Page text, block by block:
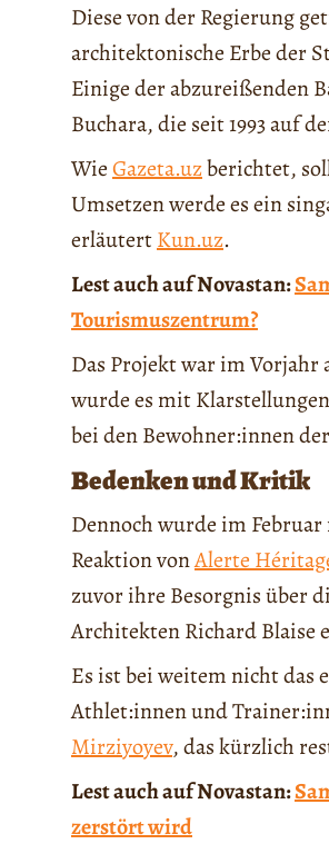
Diese von der Regierung
architektonische Erbe der
Einige der abzureißenden
Buchara, die seit 1993 auf
WieGazeta.uzberichtet,
Umsetzen werde es ein
erläutertKun.uz.
Lest auch auf Novastan:
Tourismuszentrum?
Das Projekt war im
wurde es mit
bei den Bewohner:innen
Bedenken und Kritik
Dennoch wurde im
Reaktion vonAlerte
zuvor ihre Besorgnis über
Architekten Richard Blaise
Es ist bei weitem nicht das
Athlet:innen und
Mirziyoyev, das kürzlich
Lest auch auf Novastan:
zerstört wird